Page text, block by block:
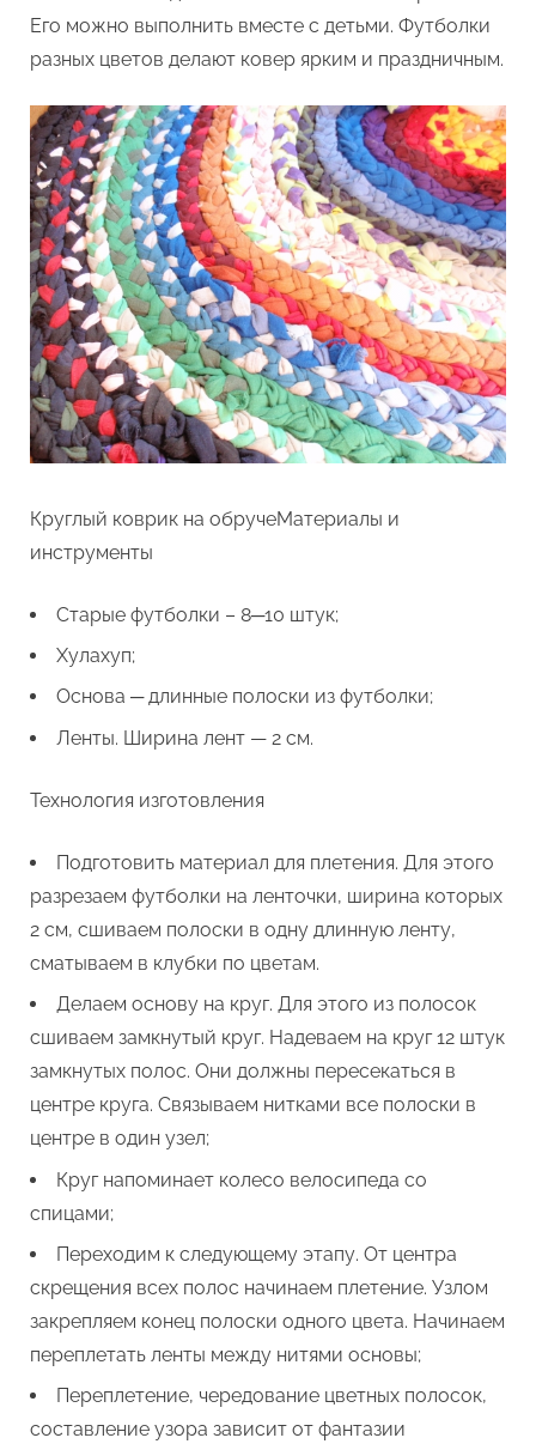
Его можно выполнить вместе с детьми. Футболки
разных цветов делают ковер ярким и праздничным.
Круглый коврик на обручеМатериалы и
инструменты
Старые футболки – 8─10 штук;
Хулахуп;
Основа ─ длинные полоски из футболки;
Ленты. Ширина лент — 2 см.
Технология изготовления
Подготовить материал для плетения. Для этого
разрезаем футболки на ленточки, ширина которых
2 см, сшиваем полоски в одну длинную ленту,
сматываем в клубки по цветам.
Делаем основу на круг. Для этого из полосок
сшиваем замкнутый круг. Надеваем на круг 12 штук
замкнутых полос. Они должны пересекаться в
центре круга. Связываем нитками все полоски в
центре в один узел;
Круг напоминает колесо велосипеда со
спицами;
Переходим к следующему этапу. От центра
скрещения всех полос начинаем плетение. Узлом
закрепляем конец полоски одного цвета. Начинаем
переплетать ленты между нитями основы;
Переплетение, чередование цветных полосок,
составление узора зависит от фантазии